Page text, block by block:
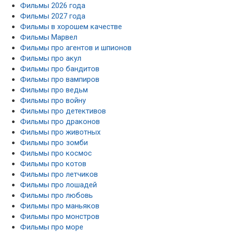
Фильмы 2026 года
Фильмы 2027 года
Фильмы в хорошем качестве
Фильмы Марвел
Фильмы про агентов и шпионов
Фильмы про акул
Фильмы про бандитов
Фильмы про вампиров
Фильмы про ведьм
Фильмы про войну
Фильмы про детективов
Фильмы про драконов
Фильмы про животных
Фильмы про зомби
Фильмы про космос
Фильмы про котов
Фильмы про летчиков
Фильмы про лошадей
Фильмы про любовь
Фильмы про маньяков
Фильмы про монстров
Фильмы про море